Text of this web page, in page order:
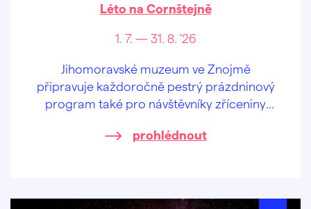
Léto na Cornštejně
1. 7. — 31. 8. '26
Jihomoravské muzeum ve Znojmě
připravuje každoročně pestrý prázdninový
program také pro návštěvníky zříceniny
prohlédnout